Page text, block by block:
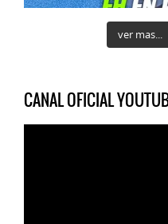
ver mas...
CANAL OFICIAL